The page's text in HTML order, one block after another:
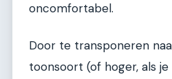
oncomfortabel.
Door te transponeren
toonsoort (of hoger, als